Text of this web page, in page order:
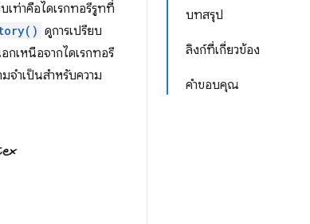
บทสรุป
ลิงก์ที่เกี่ยวข้อง
คำขอบคุณ
ท่าคือไดเรกทอรีรูทที่
ดูการเปรียบ
เหนือจากไดเรกทอรี
จำเป็นสำหรับความ